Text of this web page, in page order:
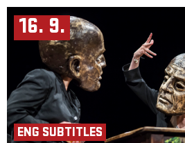
16. 9.
ENG SUBTITLES